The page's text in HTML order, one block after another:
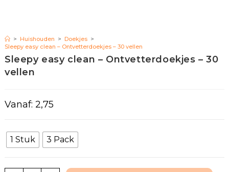
> Huishouden > Doekjes >
Sleepy easy clean – Ontvetterdoekjes – 30 vellen
Sleepy easy clean – Ontvetterdoekjes – 30
vellen
Vanaf: 2,75
1 Stuk 3 Pack